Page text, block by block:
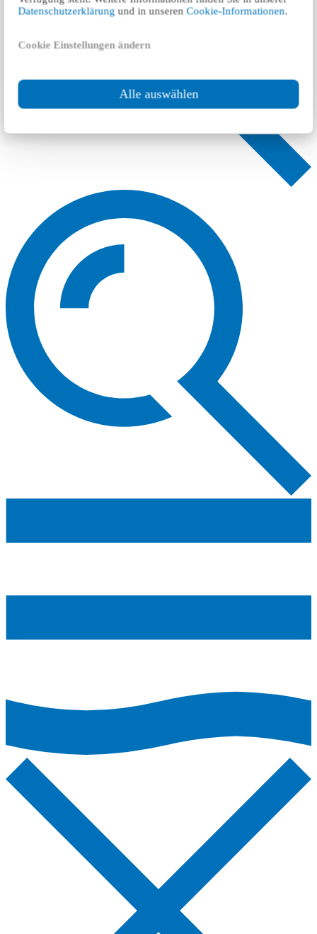
Datenschutzerklärung und in unserenCookie-Informationen.
Cookie Einstellungen ändern
Alle auswählen